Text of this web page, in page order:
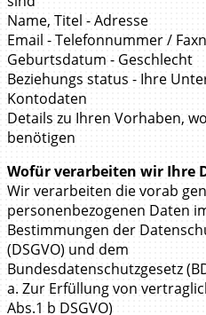
Name, Titel - Adresse
Email - Telefonnummer /
Geburtsdatum - Geschlecht
Beziehungs status - Ihre
Kontodaten
Details zu Ihren Vorhaben,
benötigen
Wofür verarbeiten wir Ihre
Wir verarbeiten die vorab
personenbezogenen Daten
Bestimmungen der
(DSGVO) und dem
Bundesdatenschutzgesetz
a. Zur Erfüllung von
Abs.1 b DSGVO)